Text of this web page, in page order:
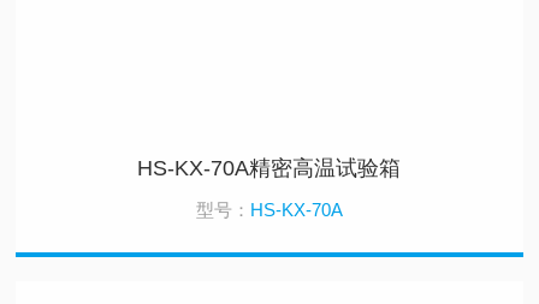
HS-KX-70A精密高温试验箱
型号： HS-KX-70A